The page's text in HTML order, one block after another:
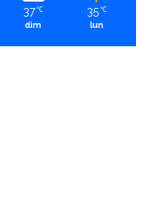
37 ℃
dim
35 ℃
lun